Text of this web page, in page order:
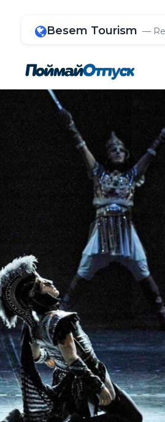
Besem Tourism —